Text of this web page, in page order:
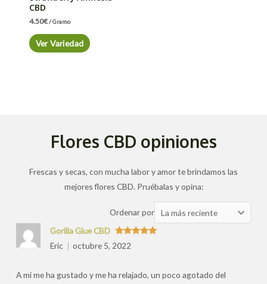
CBD
4.50€/ Gramo
Ver Variedad
Flores CBD opiniones
Frescas y secas, con mucha labor y amor te brindamos las
mejores flores CBD. Pruébalas y opina:
Ordenar por Ordenar
las
Valorado
con
Gorilla Glue CBD
Eric
octubre 5, 2022
A mi me ha gustado y me ha relajado, un poco agotado del